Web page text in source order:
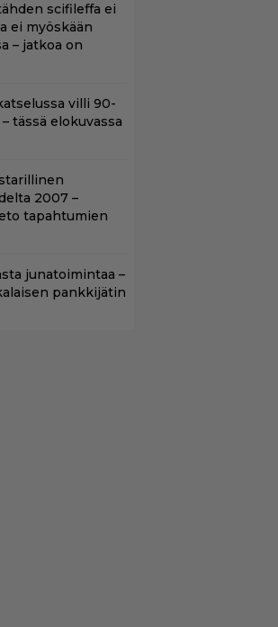
scifileffa ei
ei myöskään
– jatkoa on
villi 90-
tässä elokuvassa
2007 –
tapahtumien
junatoimintaa –
pankkijätin